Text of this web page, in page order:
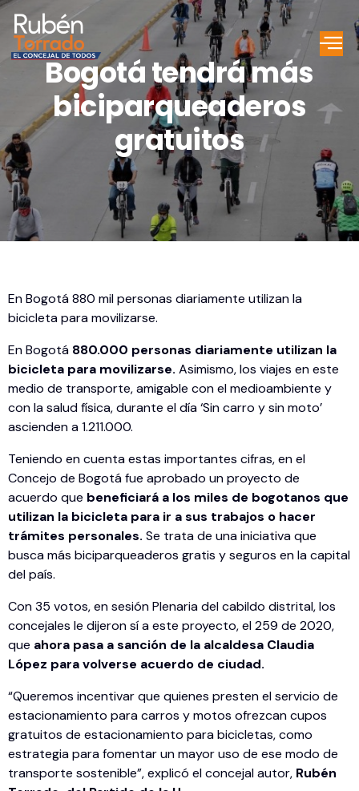
Bogotá tendrá más
biciparqueaderos
gratuitos
En Bogotá 880 mil personas diariamente utilizan la
bicicleta para movilizarse.
En Bogotá 880.000 personas diariamente utilizan la
bicicleta para movilizarse. Asimismo, los viajes en este
medio de transporte, amigable con el medioambiente y
con la salud física, durante el día ‘Sin carro y sin moto’
ascienden a 1.211.000.
Teniendo en cuenta estas importantes cifras, en el
Concejo de Bogotá fue aprobado un proyecto de
acuerdo que beneficiará a los miles de bogotanos que
utilizan la bicicleta para ir a sus trabajos o hacer
trámites personales. Se trata de una iniciativa que
busca más biciparqueaderos gratis y seguros en la capital
del país.
Con 35 votos, en sesión Plenaria del cabildo distrital, los
concejales le dijeron sí a este proyecto, el 259 de 2020,
que ahora pasa a sanción de la alcaldesa Claudia
López para volverse acuerdo de ciudad.
“Queremos incentivar que quienes presten el servicio de
estacionamiento para carros y motos ofrezcan cupos
gratuitos de estacionamiento para bicicletas, como
estrategia para fomentar un mayor uso de ese modo de
transporte sostenible”, explicó el concejal autor, Rubén